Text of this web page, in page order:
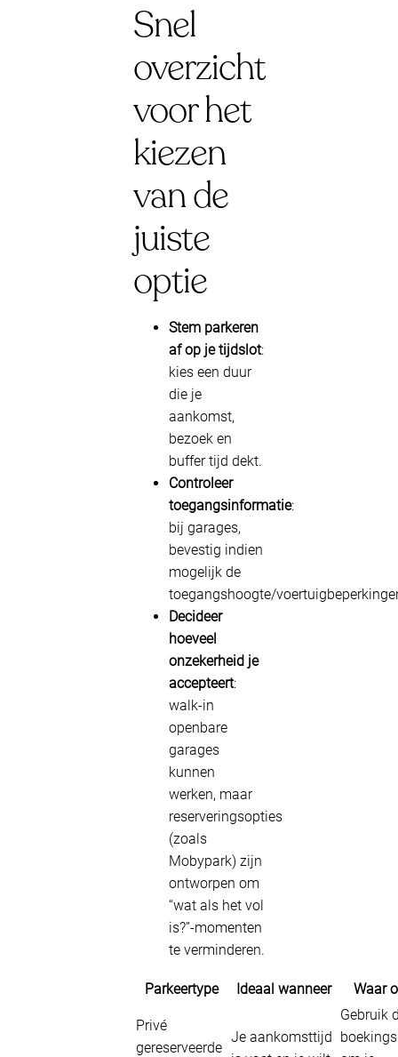
Snel
overzicht
voor het
kiezen
van de
juiste
optie
Stem parkeren
af op je tijdslot:
kies een duur
die je
aankomst,
bezoek en
buffer tijd dekt.
Controleer
toegangsinformatie:
bij garages,
bevestig indien
mogelijk de
toegangshoogte/
Decideer
hoeveel
onzekerheid je
accepteert:
walk-in
openbare
garages
kunnen
werken, maar
reserveringsopties
(zoals
Mobypark) zijn
ontworpen om
“wat als het vol
is?”-momenten
te verminderen.
Parkeertype Ideaal wanneer Waar
Privé
gereserveerde
Je aankomsttijd
Gebruik